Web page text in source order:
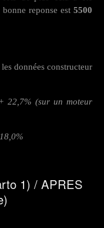
reponse est 5500
données constructeur
22,7% (sur un moteur
1) / APRES